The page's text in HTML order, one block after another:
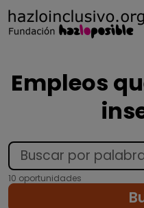
Empleos
10 oportunidades